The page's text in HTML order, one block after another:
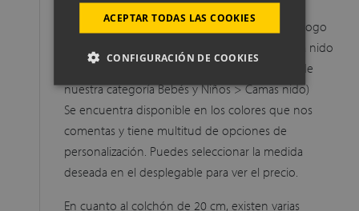
El modelo de cama compacta de nuestro catálogo
que más se adapta a lo que buscas, es la Cama nido
con Arcón y Somier Inferior Ingravity (dentro de
nuestra categoría Bebés y Niños > Camas nido)
Se encuentra disponible en los colores que nos
comentas y tiene multitud de opciones de
personalización. Puedes seleccionar la medida
deseada en el desplegable para ver el precio.
En cuanto al colchón de 20 cm, existen varias
ACEPTAR TODAS LAS COOKIES
CONFIGURACIÓN DE COOKIES